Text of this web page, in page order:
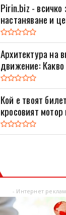
Pirin.biz -
настаняване и
Архитектура на
движение:
Кой е твоят
кросовият
- Интернет